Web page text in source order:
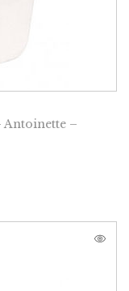
Antoinette –